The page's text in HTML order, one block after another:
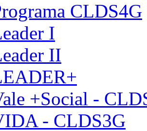
CLDS4G
I
II
+Social -
- CLDS3G